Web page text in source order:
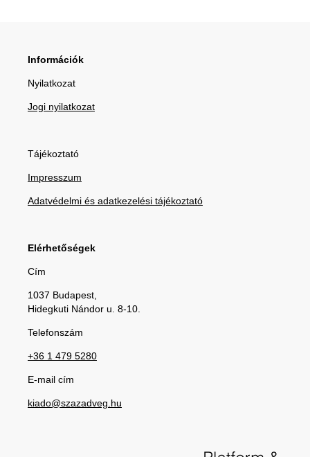
Információk
Nyilatkozat
Jogi nyilatkozat
Tájékoztató
Impresszum
Adatvédelmi és adatkezelési tájékoztató
Elérhetőségek
Cím
1037 Budapest,
Hidegkuti Nándor u. 8-10.
Telefonszám
+36 1 479 5280
E-mail cím
kiado@szazadveg.hu